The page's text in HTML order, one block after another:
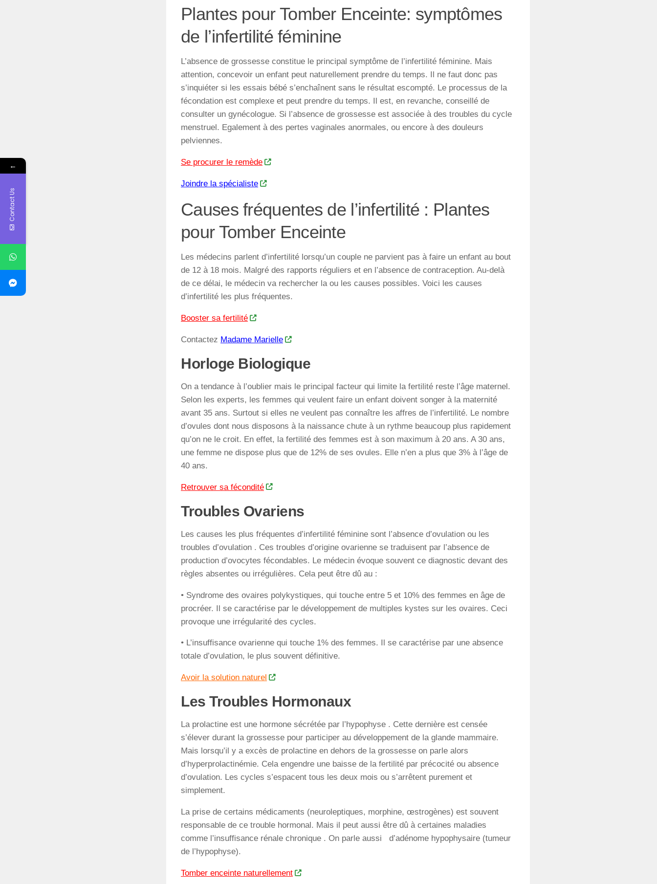
Plantes pour Tomber Enceinte: symptômes
de l’infertilité féminine
L’absence de grossesse constitue le principal symptôme de l’infertilité féminine. Mais
attention, concevoir un enfant peut naturellement prendre du temps. Il ne faut donc pas
s’inquiéter si les essais bébé s’enchaînent sans le résultat escompté. Le processus de la
fécondation est complexe et peut prendre du temps. Il est, en revanche, conseillé de
consulter un gynécologue. Si l’absence de grossesse est associée à des troubles du cycle
menstruel. Egalement à des pertes vaginales anormales, ou encore à des douleurs
pelviennes.
Se procurer le remède
Joindre la spécialiste
Causes fréquentes de l’infertilité : Plantes
pour Tomber Enceinte
Les médecins parlent d’infertilité lorsqu’un couple ne parvient pas à faire un enfant au bout
de 12 à 18 mois. Malgré des rapports réguliers et en l’absence de contraception. Au-delà
de ce délai, le médecin va rechercher la ou les causes possibles. Voici les causes
d’infertilité les plus fréquentes.
Booster sa fertilité
Contactez Madame Marielle
Horloge Biologique
On a tendance à l’oublier mais le principal facteur qui limite la fertilité reste l’âge maternel.
Selon les experts, les femmes qui veulent faire un enfant doivent songer à la maternité
avant 35 ans. Surtout si elles ne veulent pas connaître les affres de l’infertilité. Le nombre
d’ovules dont nous disposons à la naissance chute à un rythme beaucoup plus rapidement
qu’on ne le croit. En effet, la fertilité des femmes est à son maximum à 20 ans. A 30 ans,
une femme ne dispose plus que de 12% de ses ovules. Elle n’en a plus que 3% à l’âge de
40 ans.
Retrouver sa fécondité
Troubles Ovariens
Les causes les plus fréquentes d’infertilité féminine sont l’absence d’ovulation ou les
troubles d’ovulation . Ces troubles d’origine ovarienne se traduisent par l’absence de
production d’ovocytes fécondables. Le médecin évoque souvent ce diagnostic devant des
règles absentes ou irrégulières. Cela peut être dû au :
• Syndrome des ovaires polykystiques, qui touche entre 5 et 10% des femmes en âge de
procréer. Il se caractérise par le développement de multiples kystes sur les ovaires. Ceci
provoque une irrégularité des cycles.
• L’insuffisance ovarienne qui touche 1% des femmes. Il se caractérise par une absence
totale d’ovulation, le plus souvent définitive.
Avoir la solution naturel
Les Troubles Hormonaux
La prolactine est une hormone sécrétée par l’hypophyse . Cette dernière est censée
s’élever durant la grossesse pour participer au développement de la glande mammaire.
Mais lorsqu’il y a excès de prolactine en dehors de la grossesse on parle alors
d’hyperprolactinémie. Cela engendre une baisse de la fertilité par précocité ou absence
d’ovulation. Les cycles s’espacent tous les deux mois ou s’arrêtent purement et
simplement.
La prise de certains médicaments (neuroleptiques, morphine, œstrogènes) est souvent
responsable de ce trouble hormonal. Mais il peut aussi être dû à certaines maladies
comme l’insuffisance rénale chronique . On parle aussi d’adénome hypophysaire (tumeur
de l’hypophyse).
Tomber enceinte naturellement
←
Contact Us